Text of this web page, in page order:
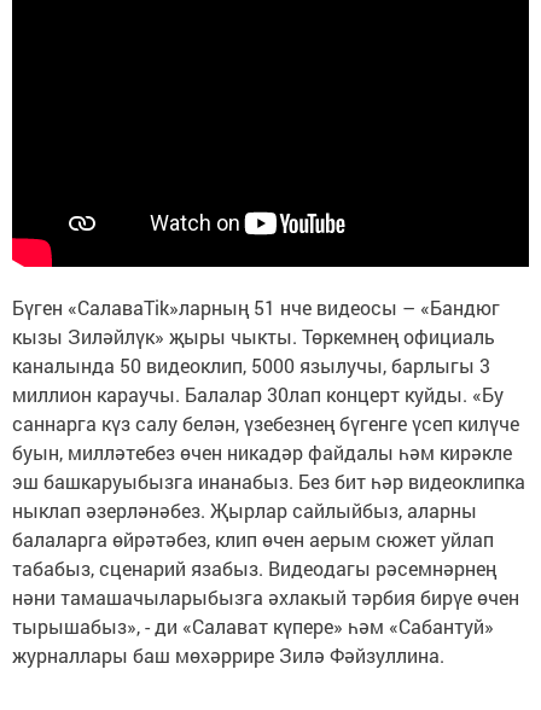
Бүген «СалаваTik»ларның 51 нче видеосы – «Бандюг
кызы Зиләйлүк» җыры чыкты. Төркемнең официаль
каналында 50 видеоклип, 5000 язылучы, барлыгы 3
миллион караучы. Балалар 30лап концерт куйды. «Бу
саннарга күз салу белән, үзебезнең бүгенге үсеп килүче
буын, милләтебез өчен никадәр файдалы һәм кирәкле
эш башкаруыбызга инанабыз. Без бит һәр видеоклипка
ныклап әзерләнәбез. Җырлар сайлыйбыз, аларны
балаларга өйрәтәбез, клип өчен аерым сюжет уйлап
табабыз, сценарий язабыз. Видеодагы рәсемнәрнең
нәни тамашачыларыбызга әхлакый тәрбия бирүе өчен
тырышабыз», - ди «Салават күпере» һәм «Сабантуй»
журналлары баш мөхәррире Зилә Фәйзуллина.